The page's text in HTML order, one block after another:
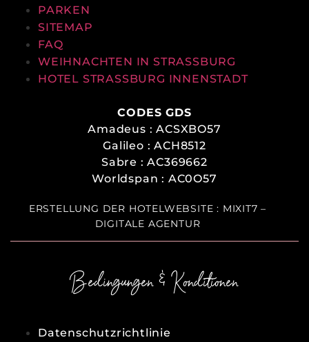
PARKEN
SITEMAP
FAQ
WEIHNACHTEN IN STRASSBURG
HOTEL STRASSBURG INNENSTADT
CODES GDS
Amadeus : ACSXBO57
Galileo : ACH8512
Sabre : AC369662
Worldspan : AC0O57
ERSTELLUNG DER HOTELWEBSITE : MIXIT7 –
DIGITALE AGENTUR
Bedingungen & Konditionen
Datenschutzrichtlinie